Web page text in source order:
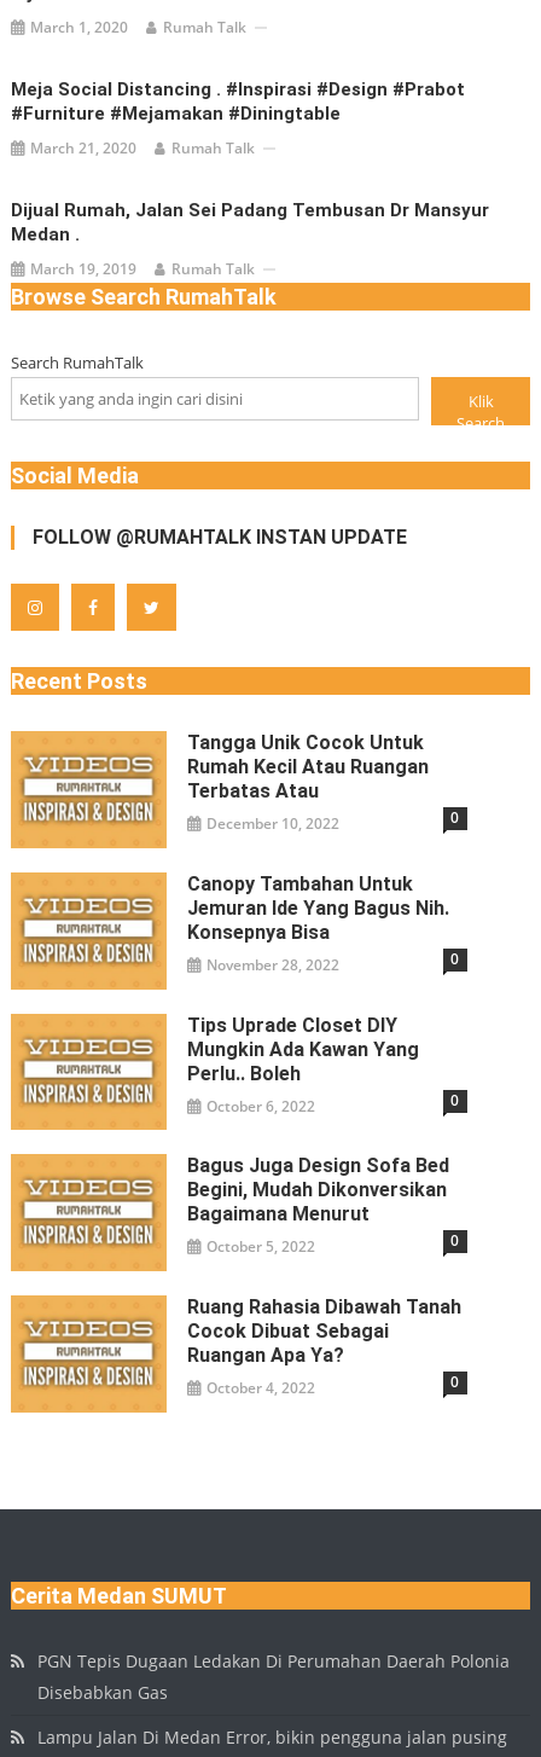
March 1, 2020 Rumah Talk
Meja Social Distancing . #inspirasi #design #prabot
#furniture #mejamakan #diningtable
March 21, 2020 Rumah Talk
Dijual Rumah, Jalan Sei Padang Tembusan Dr Mansyur
Medan .
March 19, 2019 Rumah Talk
Browse Search RumahTalk
Search RumahTalk
Klik
Search
Social Media
FOLLOW @RUMAHTALK INSTAN UPDATE
Recent Posts
Tangga Unik Cocok Untuk
Rumah Kecil Atau Ruangan
Terbatas Atau
December 10, 2022 0
Canopy Tambahan Untuk
Jemuran Ide Yang Bagus Nih.
Konsepnya Bisa
November 28, 2022 0
Tips Uprade Closet DIY
Mungkin Ada Kawan Yang
Perlu.. Boleh
October 6, 2022 0
Bagus Juga Design Sofa Bed
Begini, Mudah Dikonversikan
Bagaimana Menurut
October 5, 2022 0
Ruang Rahasia Dibawah Tanah
Cocok Dibuat Sebagai
Ruangan Apa Ya?
October 4, 2022 0
Cerita Medan SUMUT
PGN Tepis Dugaan Ledakan Di Perumahan Daerah Polonia
Disebabkan Gas
Lampu Jalan Di Medan Error, bikin pengguna jalan pusing